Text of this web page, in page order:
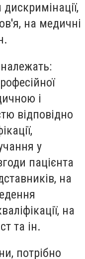
на медичні
і
відповідно
у
пацієнта
на
на
та ін.
потрібно